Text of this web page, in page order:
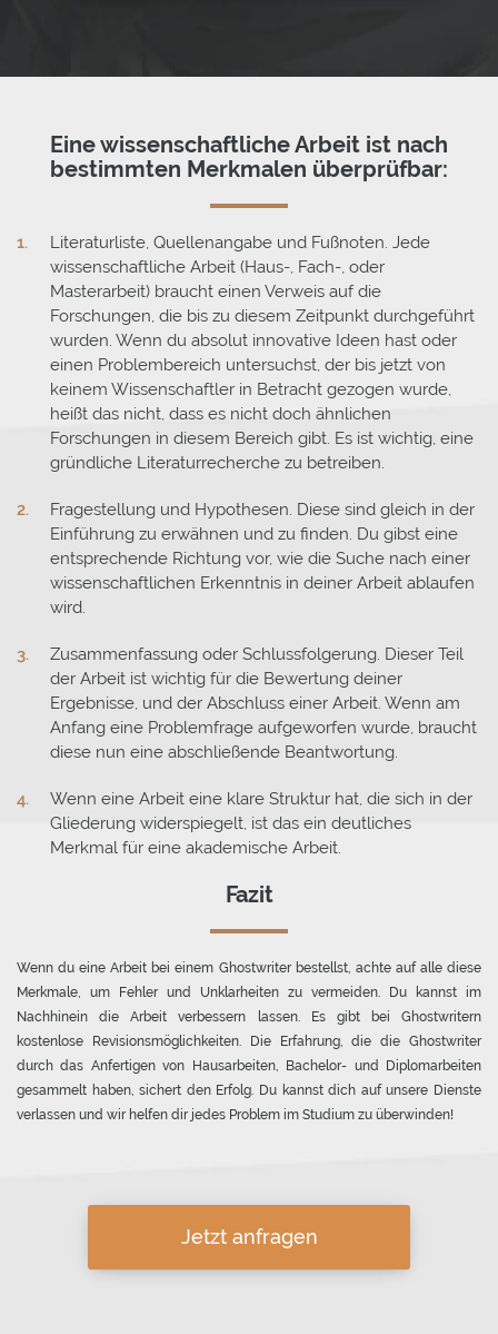
Eine wissenschaftliche Arbeit ist nach
bestimmten Merkmalen überprüfbar:
Literaturliste, Quellenangabe und Fußnoten. Jede
wissenschaftliche Arbeit (Haus-, Fach-, oder
Masterarbeit) braucht einen Verweis auf die
Forschungen, die bis zu diesem Zeitpunkt durchgeführt
wurden. Wenn du absolut innovative Ideen hast oder
einen Problembereich untersuchst, der bis jetzt von
keinem Wissenschaftler in Betracht gezogen wurde,
heißt das nicht, dass es nicht doch ähnlichen
Forschungen in diesem Bereich gibt. Es ist wichtig, eine
gründliche Literaturrecherche zu betreiben.
Fragestellung und Hypothesen. Diese sind gleich in der
Einführung zu erwähnen und zu finden. Du gibst eine
entsprechende Richtung vor, wie die Suche nach einer
wissenschaftlichen Erkenntnis in deiner Arbeit ablaufen
wird.
Zusammenfassung oder Schlussfolgerung. Dieser Teil
der Arbeit ist wichtig für die Bewertung deiner
Ergebnisse, und der Abschluss einer Arbeit. Wenn am
Anfang eine Problemfrage aufgeworfen wurde, braucht
diese nun eine abschließende Beantwortung.
Wenn eine Arbeit eine klare Struktur hat, die sich in der
Gliederung widerspiegelt, ist das ein deutliches
Merkmal für eine akademische Arbeit.
Fazit
Wenn du eine Arbeit bei einem Ghostwriter bestellst, achte auf alle diese
Merkmale, um Fehler und Unklarheiten zu vermeiden. Du kannst im
Nachhinein die Arbeit verbessern lassen. Es gibt bei Ghostwritern
kostenlose Revisionsmöglichkeiten. Die Erfahrung, die die Ghostwriter
durch das Anfertigen von Hausarbeiten, Bachelor- und Diplomarbeiten
gesammelt haben, sichert den Erfolg. Du kannst dich auf unsere Dienste
verlassen und wir helfen dir jedes Problem im Studium zu überwinden!
Jetzt anfragen